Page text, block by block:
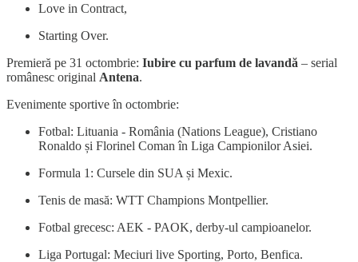
Love in Contract,
Starting Over.
Premieră pe 31 octombrie: Iubire cu parfum de lavandă – serial
românesc original Antena.
Evenimente sportive în octombrie:
Fotbal: Lituania - România (Nations League), Cristiano
Ronaldo și Florinel Coman în Liga Campionilor Asiei.
Formula 1: Cursele din SUA și Mexic.
Tenis de masă: WTT Champions Montpellier.
Fotbal grecesc: AEK - PAOK, derby-ul campioanelor.
Liga Portugal: Meciuri live Sporting, Porto, Benfica.